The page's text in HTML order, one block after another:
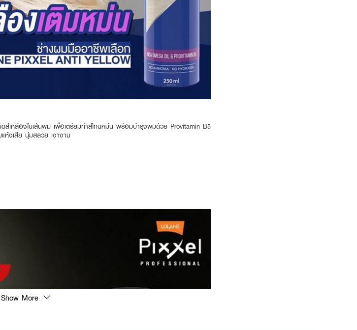
ดสีเหลืองในเส้นผม เพื่อเตรียมทำสีโทนหม่น พร้อมบำรุงผมด้วย Provitamin B5
ห้งเสีย นุ่มสลวย เงางาม
Show More